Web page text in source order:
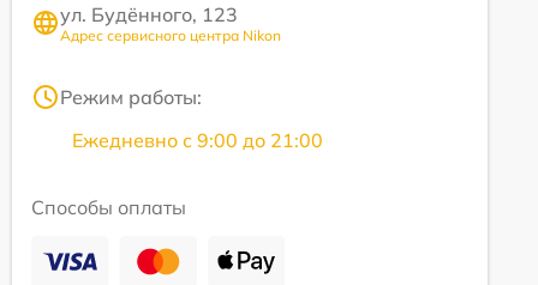
ул. Будённого, 123
Адрес сервисного центра Nikon
Режим работы:
Ежедневно с 9:00 до 21:00
Способы оплаты